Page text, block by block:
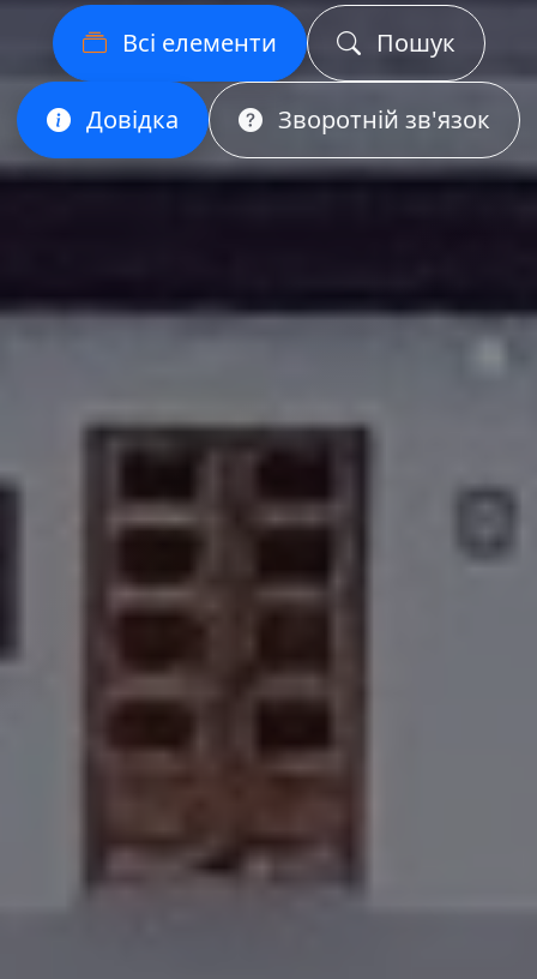
Всі елементи Пошук
Довідка Зворотній зв'язок